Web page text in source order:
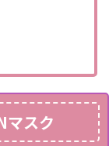
マスク